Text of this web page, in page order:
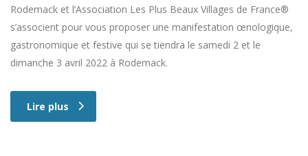
Rodemack et l’Association Les Plus Beaux Villages de France®
s’associent pour vous proposer une manifestation œnologique,
gastronomique et festive qui se tiendra le samedi 2 et le
dimanche 3 avril 2022 à Rodemack.
Lire plus